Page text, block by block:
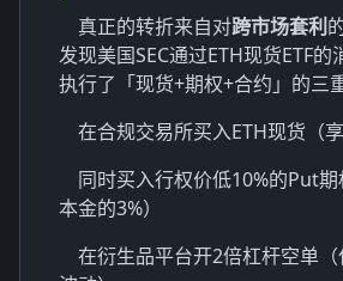
真正的转折来自对跨市场套利
发现美国SEC通过ETH现货ETF的
执行了「现货+期权+合约」的三
在合规交易所买入ETH现货（享
同时买入行权价低10%的Put
本金的3%）
在衍生品平台开2倍杠杆空单